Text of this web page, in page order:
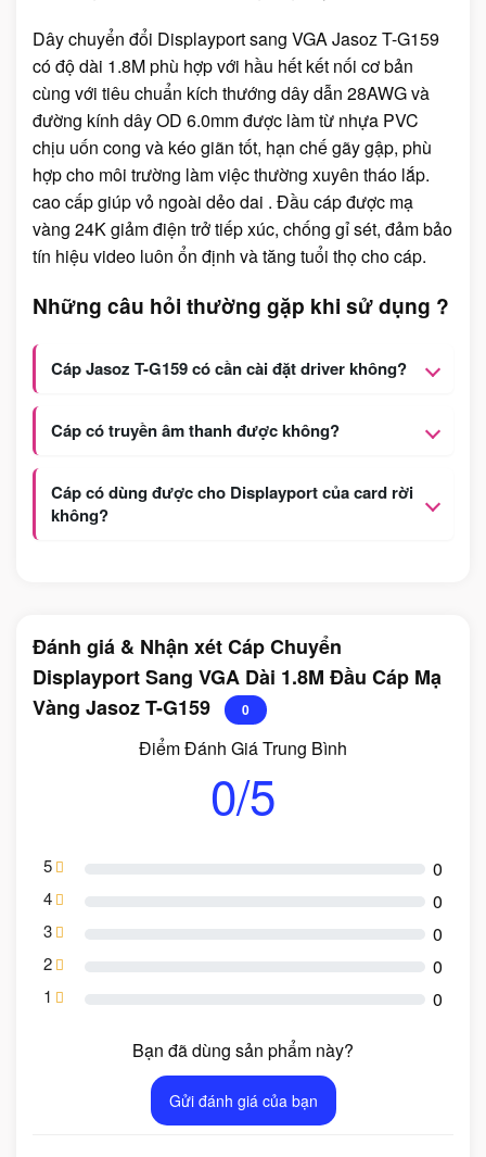
Dây chuyển đổi Displayport sang VGA Jasoz T-G159
có độ dài 1.8M phù hợp với hầu hết kết nối cơ bản
cùng với tiêu chuẩn kích thướng dây dẫn 28AWG và
đường kính dây OD 6.0mm được làm từ nhựa PVC
chịu uốn cong và kéo giãn tốt, hạn chế gãy gập, phù
hợp cho môi trường làm việc thường xuyên tháo lắp.
cao cấp giúp vỏ ngoài dẻo dai . Đầu cáp được mạ
vàng 24K giảm điện trở tiếp xúc, chống gỉ sét, đảm bảo
tín hiệu video luôn ổn định và tăng tuổi thọ cho cáp.
Những câu hỏi thường gặp khi sử dụng ?
Cáp Jasoz T-G159 có cần cài đặt driver không?
Cáp có truyền âm thanh được không?
Cáp có dùng được cho Displayport của card rời
không?
Đánh giá & Nhận xét Cáp Chuyển
Displayport Sang VGA Dài 1.8M Đầu Cáp Mạ
Vàng Jasoz T-G159
0
Điểm Đánh Giá Trung Bình
0/5
5 0
4 0
3 0
2 0
1 0
Bạn đã dùng sản phẩm này?
Gửi đánh giá của bạn